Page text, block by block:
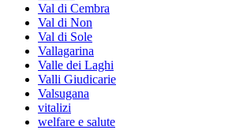
Val di Cembra
Val di Non
Val di Sole
Vallagarina
Valle dei Laghi
Valli Giudicarie
Valsugana
vitalizi
welfare e salute